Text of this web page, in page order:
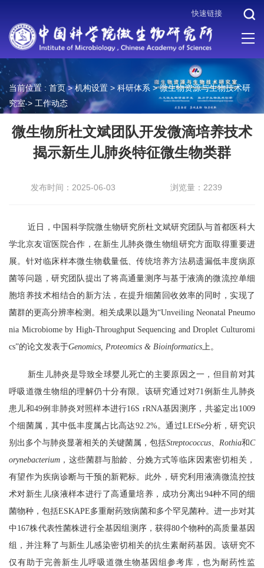
快速链接
当前位置 : 首页>机构设置 > 科研体系 >微生物资源与生物技术研
究室> 工作动态
微生物所杜文斌团队开发微滴培养技术
揭示新生儿肺炎特征微生物类群
发布时间：2025-06-03 浏览量：2239
近日，中国科学院微生物研究所杜文斌研究团队与首都医科大
学北京友谊医院合作，在新生儿肺炎微生物组研究方面取得重要进
展。针对临床样本微生物载量低、传统培养方法易遗漏低丰度病原
菌等问题，研究团队提出了将高通量测序与基于液滴的微流控单细
胞培养技术相结合的新方法，在提升细菌回收效率的同时，实现了
菌群的更高分辨率检测。相关成果以题为“Unveiling Neonatal Pneumo
nia Microbiome by High-Throughput Sequencing and Droplet Culturomi
cs”的论文发表于Genomics, Proteomics & Bioinformatics上。
新生儿肺炎是导致全球婴儿死亡的主要原因之一，但目前对其
呼吸道微生物组的理解仍十分有限。该研究通过对71例新生儿肺炎
患儿和49例非肺炎对照样本进行16S rRNA基因测序，共鉴定出1009
个细菌属，其中低丰度属占比高达92.2%。通过LEfSe分析，研究识
别出多个与肺炎显著相关的关键菌属，包括Streptococcus、 Rothia和C
orynebacterium ，这些菌群与胎龄、分娩方式等临床因素密切相关，
有望作为疾病诊断与干预的新靶标。此外，研究利用液滴微流控技
术对新生儿痰液样本进行了高通量培养，成功分离出94种不同的细
菌物种，包括ESKAPE多重耐药致病菌和多个罕见菌种。进一步对其
中167株代表性菌株进行全基因组测序，获得80个物种的高质量基因
组，并注释了与新生儿感染密切相关的抗生素耐药基因。该研究不
仅有助于完善新生儿呼吸道微生物基因组参考库，也为耐药性监